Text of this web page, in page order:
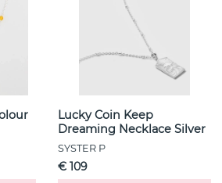
Lucky Coin Keep
Dreaming Necklace Silver
SYSTER P
€ 109